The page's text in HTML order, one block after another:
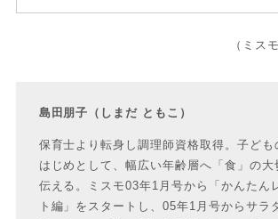
（ミス
島田朋子（しまだ ともこ）
保育士より転身し調理師資格取得。子ども
はじめとして、幅広い年齢層へ「食」の大
伝える。ミスモ03年1月号から「かんたん
ト編」をスタートし、05年1月号からサラ